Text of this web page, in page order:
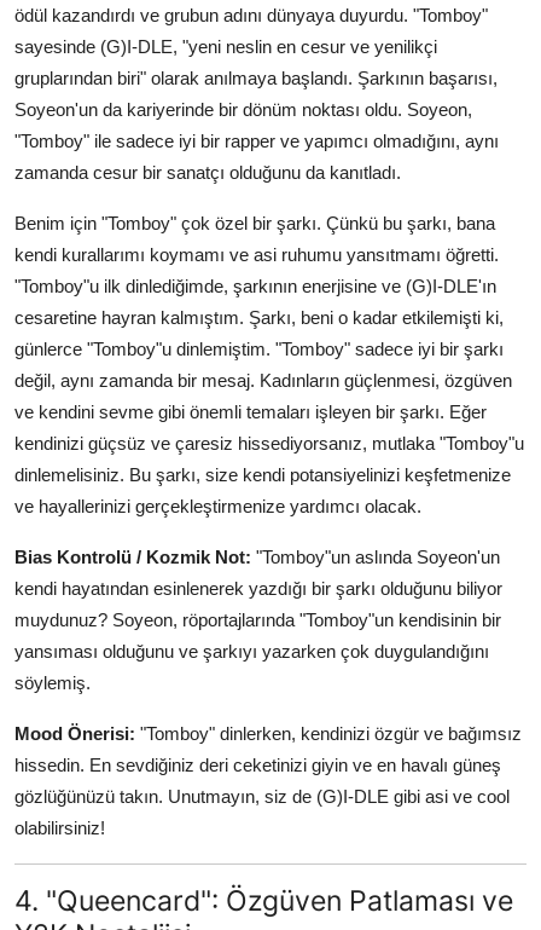
ödül kazandırdı ve grubun adını dünyaya duyurdu. "Tomboy"
sayesinde (G)I-DLE, "yeni neslin en cesur ve yenilikçi
gruplarından biri" olarak anılmaya başlandı. Şarkının başarısı,
Soyeon'un da kariyerinde bir dönüm noktası oldu. Soyeon,
"Tomboy" ile sadece iyi bir rapper ve yapımcı olmadığını, aynı
zamanda cesur bir sanatçı olduğunu da kanıtladı.
Benim için "Tomboy" çok özel bir şarkı. Çünkü bu şarkı, bana
kendi kurallarımı koymamı ve asi ruhumu yansıtmamı öğretti.
"Tomboy"u ilk dinlediğimde, şarkının enerjisine ve (G)I-DLE'ın
cesaretine hayran kalmıştım. Şarkı, beni o kadar etkilemişti ki,
günlerce "Tomboy"u dinlemiştim. "Tomboy" sadece iyi bir şarkı
değil, aynı zamanda bir mesaj. Kadınların güçlenmesi, özgüven
ve kendini sevme gibi önemli temaları işleyen bir şarkı. Eğer
kendinizi güçsüz ve çaresiz hissediyorsanız, mutlaka "Tomboy"u
dinlemelisiniz. Bu şarkı, size kendi potansiyelinizi keşfetmenize
ve hayallerinizi gerçekleştirmenize yardımcı olacak.
Bias Kontrolü / Kozmik Not: "Tomboy"un aslında Soyeon'un
kendi hayatından esinlenerek yazdığı bir şarkı olduğunu biliyor
muydunuz? Soyeon, röportajlarında "Tomboy"un kendisinin bir
yansıması olduğunu ve şarkıyı yazarken çok duygulandığını
söylemiş.
Mood Önerisi: "Tomboy" dinlerken, kendinizi özgür ve bağımsız
hissedin. En sevdiğiniz deri ceketinizi giyin ve en havalı güneş
gözlüğünüzü takın. Unutmayın, siz de (G)I-DLE gibi asi ve cool
olabilirsiniz!
4. "Queencard": Özgüven Patlaması ve